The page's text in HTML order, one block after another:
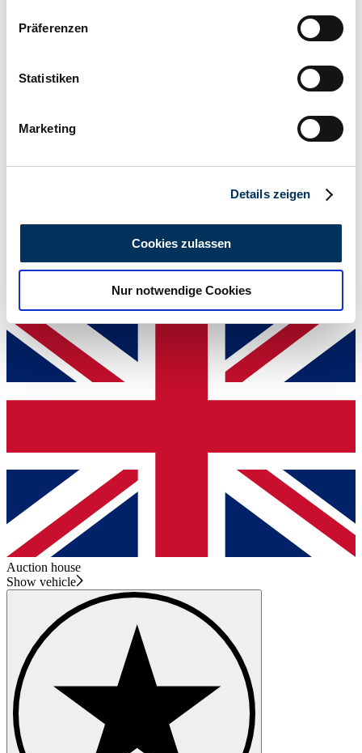
Informationen über Ihre geografische Lage
können
bestimmten Merkmalen (Fingerprinting) identifizieren
Erfahren Sie mehr darüber, wie Ihre persönlichen Daten
analysieren. Außerdem geben wir Informationen zu Ihrer
Verwendung unserer Website an unsere Partner für
soziale Medien, Werbung und Analysen weiter. Unsere
Partner führen diese Informationen möglicherweise mit
weiteren Daten zusammen, die Sie ihnen bereitgestellt
haben oder die sie im Rahmen Ihrer Nutzung der Dienste
Präferenzen
Statistiken
Marketing
Details zeigen
Cookies zulassen
Nur notwendige Cookies
Auction house
Show vehicle